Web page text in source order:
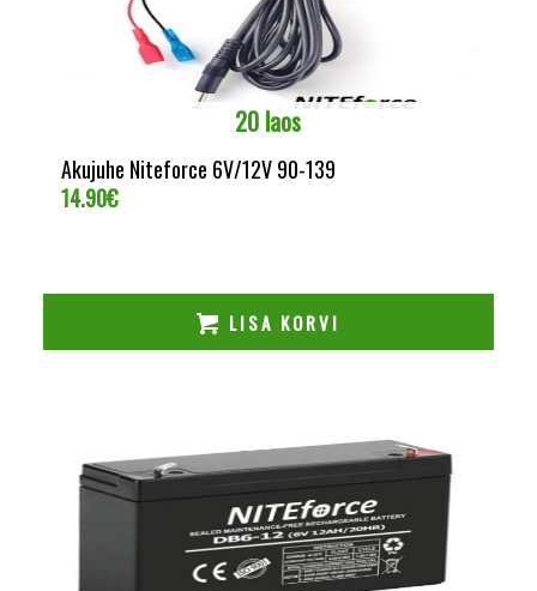
20 laos
Akujuhe Niteforce 6V/12V 90-139
14.90€
LISA KORVI